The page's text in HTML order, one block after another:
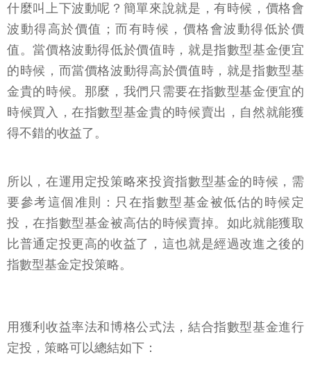
什麼叫上下波動呢？簡單來說就是，有時候，價格會
波動得高於價值；而有時候，價格會波動得低於價
值。當價格波動得低於價值時，就是指數型基金便宜
的時候，而當價格波動得高於價值時，就是指數型基
金貴的時候。那麼，我們只需要在指數型基金便宜的
時候買入，在指數型基金貴的時候賣出，自然就能獲
得不錯的收益了。
所以，在運用定投策略來投資指數型基金的時候，需
要參考這個准則：只在指數型基金被低估的時候定
投，在指數型基金被高估的時候賣掉。如此就能獲取
比普通定投更高的收益了，這也就是經過改進之後的
指數型基金定投策略。
用獲利收益率法和博格公式法，結合指數型基金進行
定投，策略可以總結如下：